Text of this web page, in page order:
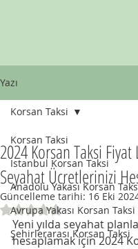
Yazı
Korsan Taksi
İstanbul Korsan Taksi
Anadolu Yakası Korsan
Avrupa Yakası Korsan Taksi
Şehirlerarası Korsan Taksi
Korsan Taksi
2024 Korsan Taksi
Seyahat Ücretlerinizi
Güncelleme tarihi: 16 Eki
5 üzerinden NaN yıldız
Yeni yılda seyahat
hesaplamak için 2024